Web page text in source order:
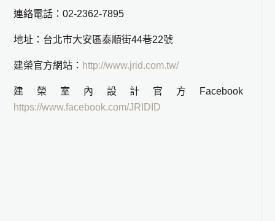
連絡電話：02-2362-7895
地址：台北市大安區泰順街44巷22號
建榮官方網站： http://www.jrid.com.tw/
建榮室內設計官方Facebook
https://www.facebook.com/JRIDID